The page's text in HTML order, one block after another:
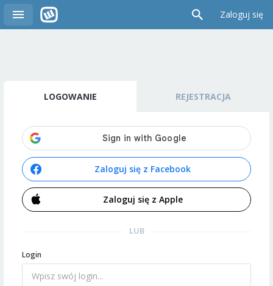
Zaloguj się
LOGOWANIE REJESTRACJA
Zaloguj się z Facebook
Zaloguj się z Apple
LUB
Login